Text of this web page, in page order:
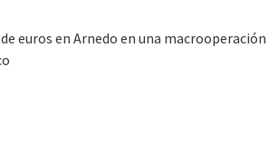
euros en Arnedo en una macrooperación